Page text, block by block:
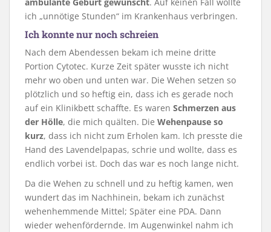
ich „unnötige Stunden“ im Krankenhaus verbringen.
Ich konnte nur noch schreien
Nach dem Abendessen bekam ich meine dritte
Portion Cytotec. Kurze Zeit später wusste ich nicht
mehr wo oben und unten war. Die Wehen setzen so
plötzlich und so heftig ein, dass ich es gerade noch
auf ein Klinikbett schaffte. Es waren Schmerzen aus
der Hölle, die mich quälten. Die Wehenpause so
kurz, dass ich nicht zum Erholen kam. Ich presste die
Hand des Lavendelpapas, schrie und wollte, dass es
endlich vorbei ist. Doch das war es noch lange nicht.
Da die Wehen zu schnell und zu heftig kamen, wen
wundert das im Nachhinein, bekam ich zunächst
wehenhemmende Mittel; Später eine PDA. Dann
wieder wehenfördernde. Im Augenwinkel nahm ich